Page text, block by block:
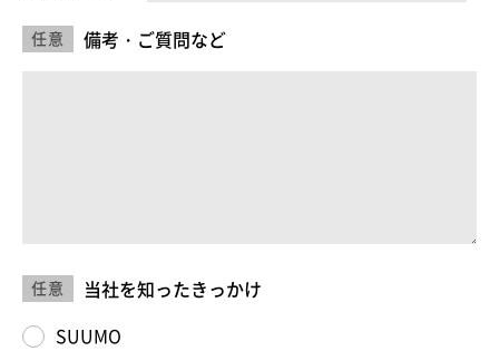
備考・ご質問など
任意
当社を知ったきっかけ
任意
SUUMO